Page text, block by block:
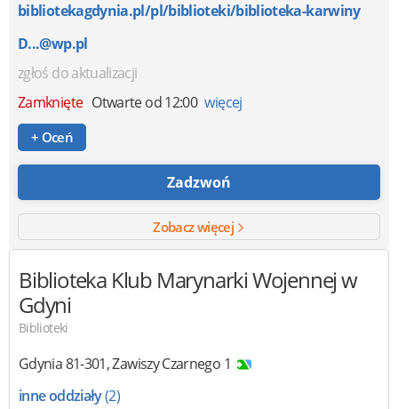
bibliotekagdynia.pl/pl/biblioteki/biblioteka-karwiny
D...@wp.pl
zgłoś do aktualizacji
Zamknięte Otwarte od 12:00 więcej
+ Oceń
Zadzwoń
Zobacz więcej
Biblioteka Klub Marynarki Wojennej w
Gdyni
Biblioteki
Gdynia81-301,Zawiszy Czarnego 1
inne oddziały(2)